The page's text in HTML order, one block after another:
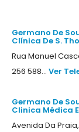
Germano De
Clínica De S.
Rua Manuel
256 588... Ver
Germano De
Clinica Médica
Avenida Da